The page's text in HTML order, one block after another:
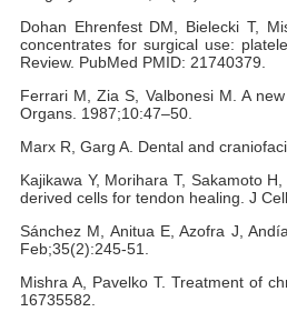
Dohan Ehrenfest DM, Bielecki T,
concentrates for surgical use:
Review. PubMed PMID: 21740379.
Ferrari M, Zia S, Valbonesi M. A
Organs. 1987;10:47–50.
Marx R, Garg A. Dental and
Kajikawa Y, Morihara T, Sakamoto
derived cells for tendon healing. J
Sánchez M, Anitua E, Azofra J,
Feb;35(2):245-51.
Mishra A, Pavelko T. Treatment of
16735582.